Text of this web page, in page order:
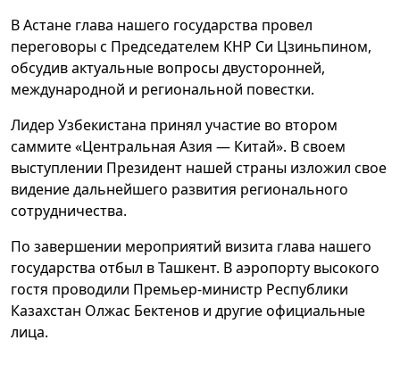
В Астане глава нашего государства провел
переговоры с Председателем КНР Си Цзиньпином,
обсудив актуальные вопросы двусторонней,
международной и региональной повестки.
Лидер Узбекистана принял участие во втором
саммите «Центральная Азия — Китай». В своем
выступлении Президент нашей страны изложил свое
видение дальнейшего развития регионального
сотрудничества.
По завершении мероприятий визита глава нашего
государства отбыл в Ташкент. В аэропорту высокого
гостя проводили Премьер-министр Республики
Казахстан Олжас Бектенов и другие официальные
лица.